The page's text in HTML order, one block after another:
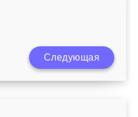
бандаж
Следующая